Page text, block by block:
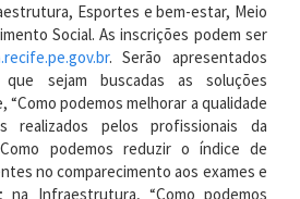
Esportes e bem-estar, Meio
Social. As inscrições podem ser
. Serão apresentados
sejam buscadas as soluções
“Como podemos melhorar a qualidade
realizados pelos profissionais da
podemos reduzir o índice de
no comparecimento aos exames e
na Infraestrutura, “Como podemos